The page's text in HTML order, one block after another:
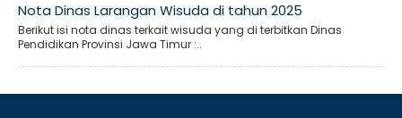
Nota Dinas Larangan Wisuda di tahun 2025
Berikut isi nota dinas terkait wisuda yang di terbitkan Dinas
Pendidikan Provinsi Jawa Timur :..